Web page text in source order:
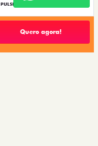
PULSE DRIVE 1.3 AT FLEX 4P 2026
Quero agora!